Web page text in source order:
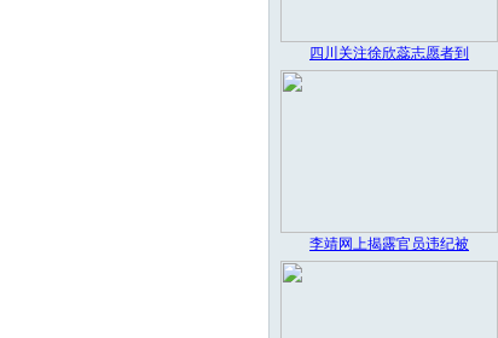
四川关注徐欣蕊志愿者到
李靖网上揭露官员违纪被